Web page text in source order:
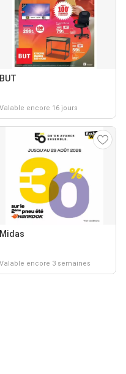
BUT
Valable encore 16 jours
Midas
Valable encore 3 semaines